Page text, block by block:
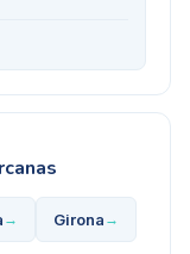
→ Girona →